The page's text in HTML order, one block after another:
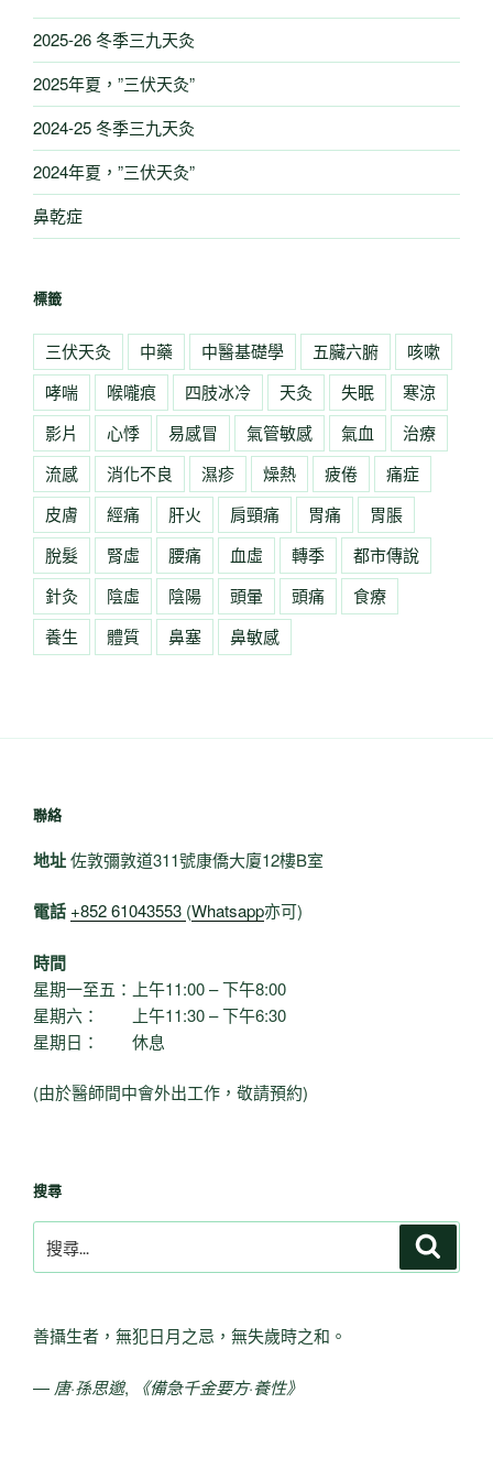
2025-26 冬季三九天灸
2025年夏，”三伏天灸”
2024-25 冬季三九天灸
2024年夏，”三伏天灸”
鼻乾症
標籤
三伏天灸 中藥 中醫基礎學 五臟六腑
咳嗽
哮喘
喉嚨痕 四肢冰冷 天灸 失眠
寒涼
影片
心悸 易感冒 氣管敏感 氣血
治療
流感
消化不良 濕疹 燥熱 疲倦
痛症
皮膚
經痛 肝火 肩頸痛 胃痛
胃脹
脫髮
腎虛 腰痛 血虛 轉季
都市傳說
針灸
陰虛 陰陽 頭暈 頭痛
食療
養生
體質 鼻塞 鼻敏感
聯絡
地址佐敦彌敦道311號康僑大廈12樓B室
電話 +852 61043553 (Whatsapp亦可)
時間
星期一至五：上午11:00 – 下午8:00
星期六： 上午11:30 – 下午6:30
星期日： 休息
(由於醫師間中會外出工作，敬請預約)
搜尋
搜
尋
字:
善攝生者，無犯日月之忌，無失歲時之和。
— 唐·孫思邈, 《備急千金要方·養性》